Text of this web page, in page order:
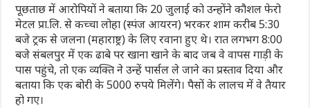
पूछताछ में आरोपियों ने बताया कि 20 जुलाई को उन्होंने कौशल फेरो
मेटल प्रा.लि. से कच्चा लोहा (स्पंज आयरन) भरकर शाम करीब 5:30
बजे ट्रक से जलना (महाराष्ट्र) के लिए रवाना हुए थे। रात लगभग 8:00
बजे संबलपुर में एक ढाबे पर खाना खाने के बाद जब वे वापस गाड़ी के
पास पहुंचे, तो एक व्यक्ति ने उन्हें पार्सल ले जाने का प्रस्ताव दिया और
बताया कि एक बोरी के 5000 रुपये मिलेंगे। पैसों के लालच में वे तैयार
हो गए।